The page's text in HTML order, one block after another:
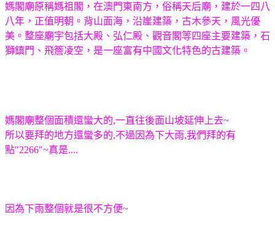
媽閣廟原稱媽祖閣，在澳門東南方，俗稱天后廟，建於一四八
八年，正值明朝。背山面海，沿崖建築，古木參天，風光優
美。整座廟宇包括大殿、弘仁殿、觀音閣等四座主要建築，石
獅鎮門、飛簷凌空，是一座富有中國文化特色的古建築。
媽閣廟整個面積還蠻大的,一直往後面山坡延伸上去~
所以要拜的地方還蠻多的,不過因為下大雨,我們拜的有
點"2266"~真是....
因為下雨整個就是很不方便~